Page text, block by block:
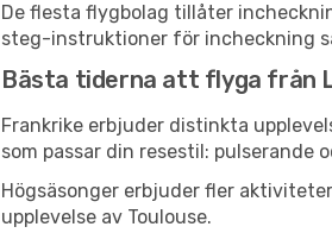
De flesta flygbolag tillåter
steg-instruktioner för incheckning
Bästa tiderna att flyga från
Frankrike erbjuder distinkta
som passar din resestil: pulserande
Högsäsonger erbjuder fler
upplevelse av Toulouse.